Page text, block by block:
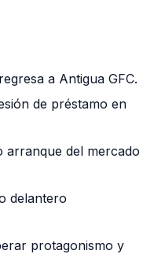
regresa a Antigua GFC.
de préstamo en
arranque del mercado
delantero
protagonismo y